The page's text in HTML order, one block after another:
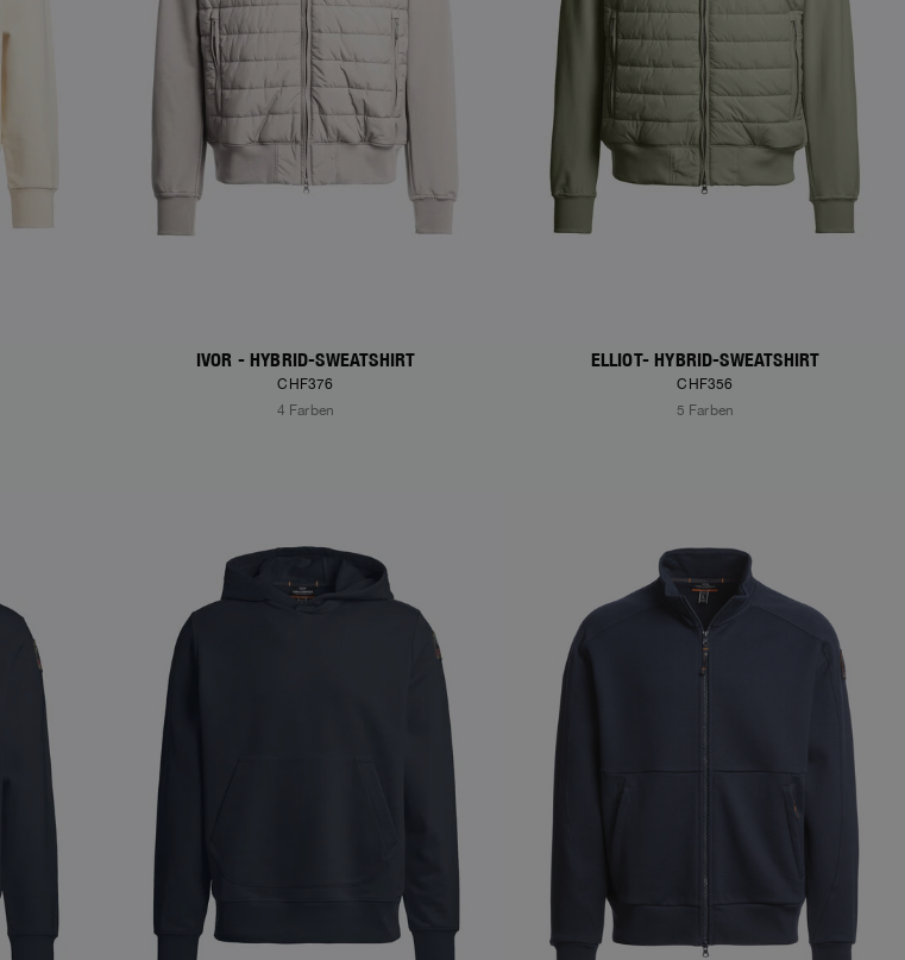
IVOR - HYBRID-SWEATSHIRT
CHF376
4 Farben
ELLIOT- HYBRID-SWEATSHIRT
CHF356
5 Farben